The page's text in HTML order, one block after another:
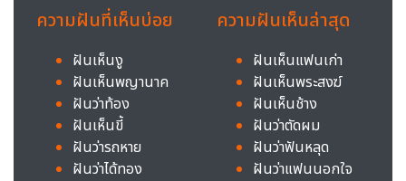
ความฝันที่เห็นบ่อย
ฝันเห็นงู
ฝันเห็นพญานาค
ฝันว่าท้อง
ฝันเห็นขี้
ฝันว่ารถหาย
ฝันว่าได้ทอง
ความฝันเห็นล่าสุด
ฝันเห็นแฟนเก่า
ฝันเห็นพระสงฆ์
ฝันเห็นช้าง
ฝันว่าตัดผม
ฝันว่าฟันหลุด
ฝันว่าแฟนนอกใจ